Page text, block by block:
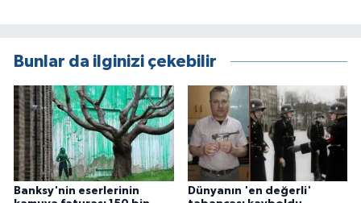
Bunlar da ilginizi çekebilir
Banksy'nin eserlerinin
Dünyanın 'en değerli'